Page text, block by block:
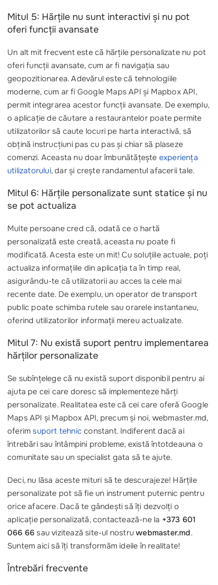
Mitul 5: Hărțile nu sunt interactivi și nu pot
oferi funcții avansate
Un alt mit frecvent este că hărțile personalizate nu pot
oferi funcții avansate, cum ar fi navigația sau
geopozitionarea. Adevărul este că tehnologiile
moderne, cum ar fi Google Maps API și Mapbox API,
permit integrarea acestor funcții avansate. De exemplu,
o aplicație de căutare a restaurantelor poate permite
utilizatorilor să caute locuri pe harta interactivă, să
obțină instrucțiuni pas cu pas și chiar să plaseze
comenzi. Aceasta nu doar îmbunătățește experiența
utilizatorului, dar și crește randamentul afacerii tale.
Mitul 6: Hărțile personalizate sunt statice și nu
se pot actualiza
Multe persoane cred că, odată ce o hartă
personalizată este creată, aceasta nu poate fi
modificată. Acesta este un mit! Cu soluțiile actuale, poți
actualiza informațiile din aplicația ta în timp real,
asigurându-te că utilizatorii au acces la cele mai
recente date. De exemplu, un operator de transport
public poate schimba rutele sau orarele instantaneu,
oferind utilizatorilor informații mereu actualizate.
Mitul 7: Nu există suport pentru implementarea
hărților personalizate
Se subînțelege că nu există suport disponibil pentru ai
ajuta pe cei care doresc să implementeze hărți
personalizate. Realitatea este că cei care oferă Google
Maps API și Mapbox API, precum și noi, webmaster.md,
oferimsuport tehnic constant. Indiferent dacă ai
întrebări sau întâmpini probleme, există întotdeauna o
comunitate sau un specialist gata să te ajute.
Deci, nu lăsa aceste mituri să te descurajeze! Hărțile
personalizate pot să fie un instrument puternic pentru
orice afacere. Dacă te gândești să îți dezvolți o
aplicație personalizată, contactează-ne la +373 601
066 66sau vizitează site-ul nostruwebmaster.md.
Suntem aici să îți transformăm ideile în realitate!
Întrebări frecvente